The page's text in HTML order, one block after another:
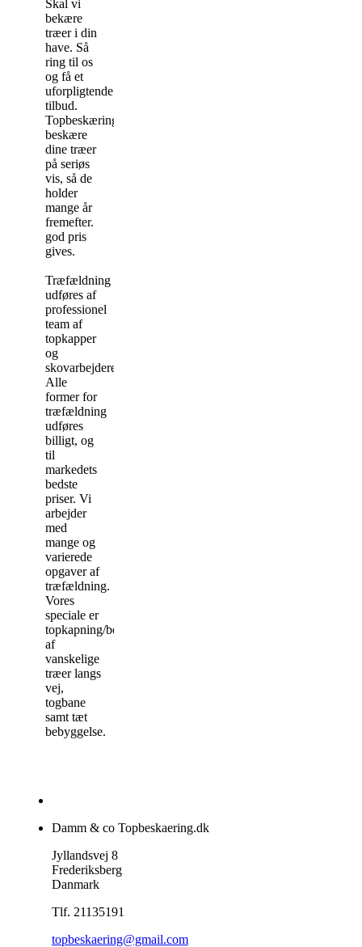
Skal vi
bekære
træer i din
have. Så
ring til os
og få et
uforpligtende
tilbud.
Topbeskæring.dk
beskære
dine træer
på seriøs
vis, så de
holder
mange år
fremefter.
god pris
gives.
Træfældning
udføres af
professionel
team af
topkapper
og
skovarbejdere.
Alle
former for
træfældning
udføres
billigt, og
til
markedets
bedste
priser. Vi
arbejder
med
mange og
varierede
opgaver af
træfældning.
Vores
speciale er
topkapning/beskæring
af
vanskelige
træer langs
vej,
togbane
samt tæt
bebyggelse.
Damm & co Topbeskaering.dk
Jyllandsvej 8
Frederiksberg
Danmark
Tlf. 21135191
topbeskaering@gmail.com